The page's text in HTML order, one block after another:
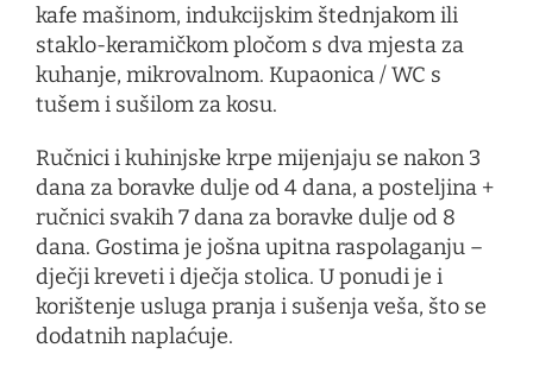
kafe mašinom, indukcijskim štednjakom ili
staklo-keramičkom pločom s dva mjesta za
kuhanje, mikrovalnom. Kupaonica / WC s
tušem i sušilom za kosu.
Ručnici i kuhinjske krpe mijenjaju se nakon 3
dana za boravke dulje od 4 dana, a posteljina +
ručnici svakih 7 dana za boravke dulje od 8
dana. Gostima je jošna upitna raspolaganju –
dječji kreveti i dječja stolica. U ponudi je i
korištenje usluga pranja i sušenja veša, što se
dodatnih naplaćuje.